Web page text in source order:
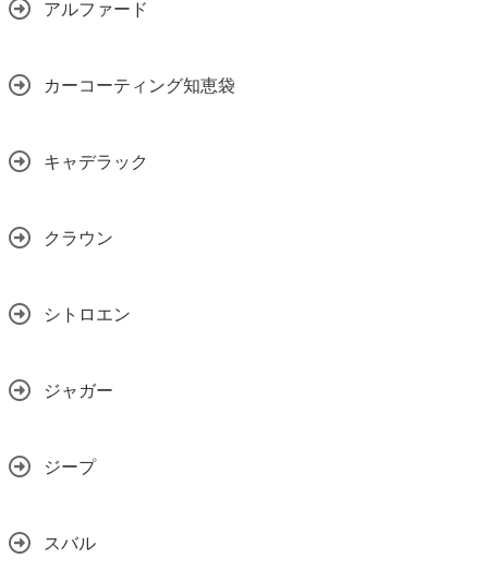
アルファード
カーコーティング知恵袋
キャデラック
クラウン
シトロエン
ジャガー
ジープ
スバル